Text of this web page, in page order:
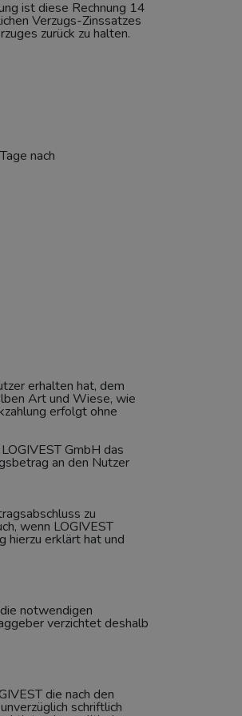
ist diese Rechnung 14
Verzugs-Zinssatzes
zurück zu halten.
nach
erhalten hat, dem
Art und Wiese, wie
erfolgt ohne
GmbH das
an den Nutzer
zu
wenn LOGIVEST
hierzu erklärt hat und
notwendigen
verzichtet deshalb
die nach den
schriftlich